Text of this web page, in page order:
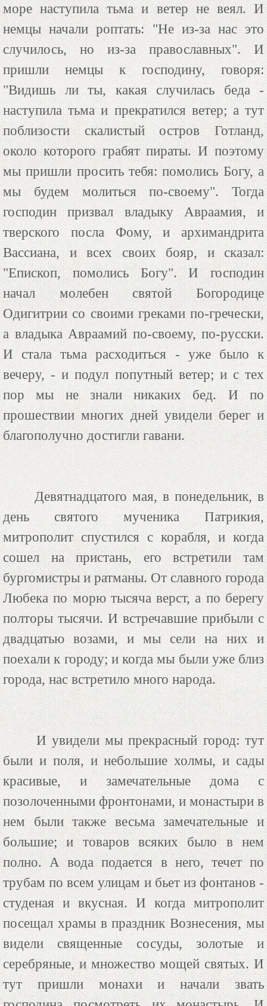
море наступила тьма и ветер не веял. И
немцы начали роптать: "Не из-за нас это
случилось, но из-за православных". И
пришли немцы к господину, говоря:
"Видишь ли ты, какая случилась беда -
наступила тьма и прекратился ветер; а тут
поблизости скалистый остров Готланд,
около которого грабят пираты. И поэтому
мы пришли просить тебя: помолись Богу, а
мы будем молиться по-своему". Тогда
господин призвал владыку Авраамия, и
тверского посла Фому, и архимандрита
Вассиана, и всех своих бояр, и сказал:
"Епископ, помолись Богу". И господин
начал молебен святой Богородице
Одигитрии со своими греками по-гречески,
а владыка Авраамий по-своему, по-русски.
И стала тьма расходиться - уже было к
вечеру, - и подул попутный ветер; и с тех
пор мы не знали никаких бед. И по
прошествии многих дней увидели берег и
благополучно достигли гавани.
Девятнадцатого мая, в понедельник, в
день святого мученика Патрикия,
митрополит спустился с корабля, и когда
сошел на пристань, его встретили там
бургомистры и ратманы. От славного города
Любека по морю тысяча верст, а по берегу
полторы тысячи. И встречавшие прибыли с
двадцатью возами, и мы сели на них и
поехали к городу; и когда мы были уже близ
города, нас встретило много народа.
И увидели мы прекрасный город: тут
были и поля, и небольшие холмы, и сады
красивые, и замечательные дома с
позолоченными фронтонами, и монастыри в
нем были также весьма замечательные и
большие; и товаров всяких было в нем
полно. А вода подается в него, течет по
трубам по всем улицам и бьет из фонтанов -
студеная и вкусная. И когда митрополит
посещал храмы в праздник Вознесения, мы
видели священные сосуды, золотые и
серебряные, и множество мощей святых. И
тут пришли монахи и начали звать